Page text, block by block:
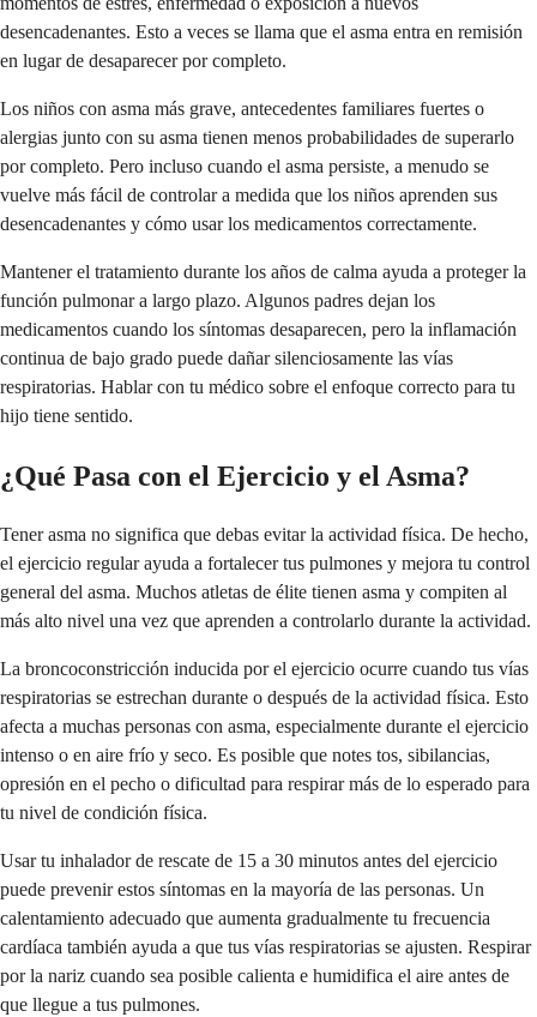
desencadenantes. Esto a veces se llama que el asma entra en remisión
en lugar de desaparecer por completo.
Los niños con asma más grave, antecedentes familiares fuertes o
alergias junto con su asma tienen menos probabilidades de superarlo
por completo. Pero incluso cuando el asma persiste, a menudo se
vuelve más fácil de controlar a medida que los niños aprenden sus
desencadenantes y cómo usar los medicamentos correctamente.
Mantener el tratamiento durante los años de calma ayuda a proteger la
función pulmonar a largo plazo. Algunos padres dejan los
medicamentos cuando los síntomas desaparecen, pero la inflamación
continua de bajo grado puede dañar silenciosamente las vías
respiratorias. Hablar con tu médico sobre el enfoque correcto para tu
hijo tiene sentido.
¿Qué Pasa con el Ejercicio y el Asma?
Tener asma no significa que debas evitar la actividad física. De hecho,
el ejercicio regular ayuda a fortalecer tus pulmones y mejora tu control
general del asma. Muchos atletas de élite tienen asma y compiten al
más alto nivel una vez que aprenden a controlarlo durante la actividad.
La broncoconstricción inducida por el ejercicio ocurre cuando tus vías
respiratorias se estrechan durante o después de la actividad física. Esto
afecta a muchas personas con asma, especialmente durante el ejercicio
intenso o en aire frío y seco. Es posible que notes tos, sibilancias,
opresión en el pecho o dificultad para respirar más de lo esperado para
tu nivel de condición física.
Usar tu inhalador de rescate de 15 a 30 minutos antes del ejercicio
puede prevenir estos síntomas en la mayoría de las personas. Un
calentamiento adecuado que aumenta gradualmente tu frecuencia
cardíaca también ayuda a que tus vías respiratorias se ajusten. Respirar
por la nariz cuando sea posible calienta e humidifica el aire antes de
que llegue a tus pulmones.